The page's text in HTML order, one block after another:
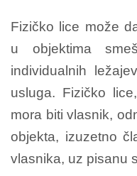
Fizičko lice može
u objektima
individualnih
usluga. Fizičko
mora biti vlasnik,
objekta, izuzetno
vlasnika, uz pisanu